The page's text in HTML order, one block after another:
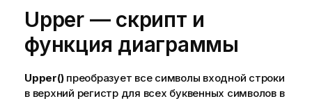
Upper — скрипт и
функция диаграммы
Upper()преобразует все символы входной строки
в верхний регистр для всех буквенных символов в